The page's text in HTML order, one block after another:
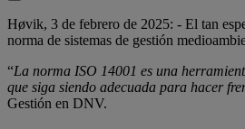
Høvik, 3 de febrero de 2025: - El tan
norma de sistemas de gestión
“La norma ISO 14001 es una
que siga siendo adecuada para hacer
Gestión en DNV.